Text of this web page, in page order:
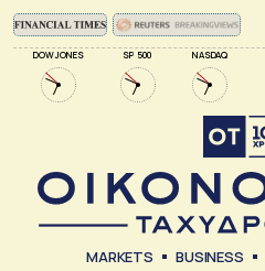
DOW JONES SP 500 NASDAQ
MARKETS BUSINESS